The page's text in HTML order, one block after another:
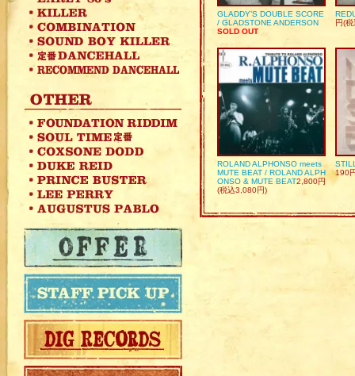
GLADDY’S DOUBLE SCORE
/ GLADSTONE ANDERSON
SOLD OUT
円(
ROLAND ALPHONSO meets
MUTE BEAT / ROLAND ALPH
ONSO & MUTE BEAT2,800円
(税込3,080円)
190